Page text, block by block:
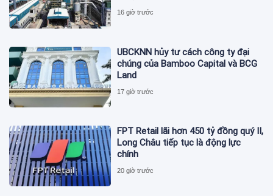
16 giờ trước
UBCKNN hủy tư cách công ty đại
chúng của Bamboo Capital và BCG
Land
17 giờ trước
FPT Retail lãi hơn 450 tỷ đồng quý II,
Long Châu tiếp tục là động lực
chính
20 giờ trước